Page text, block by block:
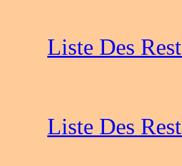
Liste Des
Liste Des